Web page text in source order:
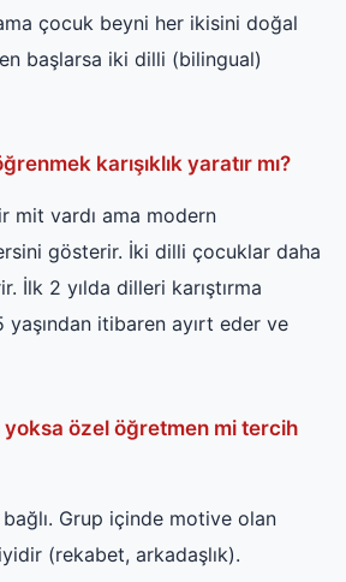
çocuk beyni her ikisini doğal
başlarsa iki dilli (bilingual)
karışıklık yaratır mı?
mit vardı ama modern
gösterir. İki dilli çocuklar daha
İlk 2 yılda dilleri karıştırma
itibaren ayırt eder ve
özel öğretmen mi tercih
Grup içinde motive olan
(rekabet, arkadaşlık).